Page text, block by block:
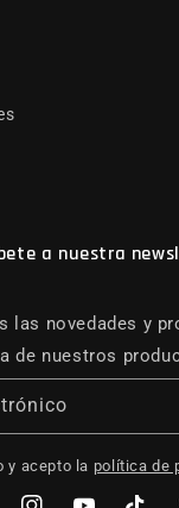
a nuestra
las novedades y
de nuestros
y acepto la política de